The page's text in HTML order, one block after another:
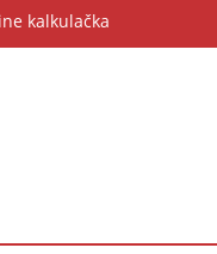
kalkulačka